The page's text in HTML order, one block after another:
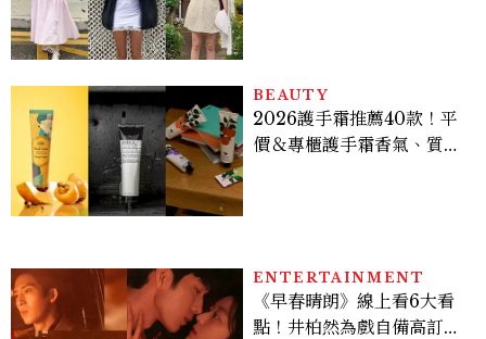
BEAUTY
2026護手霜推薦40款！平
價＆專櫃護手霜香氣、質
ENTERTAINMENT
《早春晴朗》線上看6大看
點！井柏然為戲自備高訂，